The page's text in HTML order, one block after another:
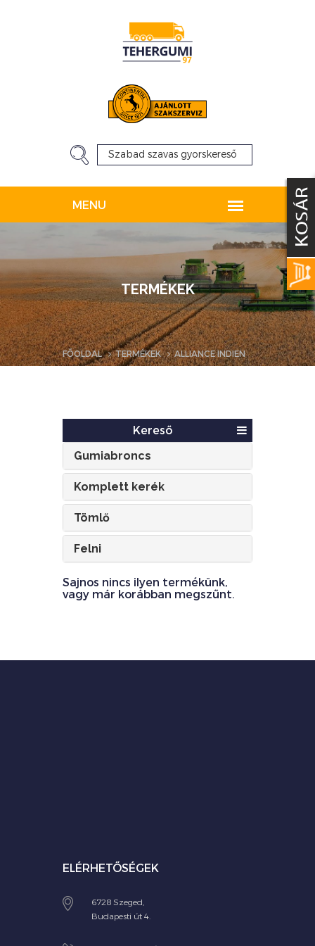
TERMÉKEK
FŐOLDAL TERMÉKEK ALLIANCE INDIEN
Kereső
Gumiabroncs
Komplett kerék
Tömlő
Felni
Sajnos nincs ilyen termékünk,
vagy már korábban megszűnt.
ELÉRHETŐSÉGEK
6728 Szeged,
Budapesti út 4.